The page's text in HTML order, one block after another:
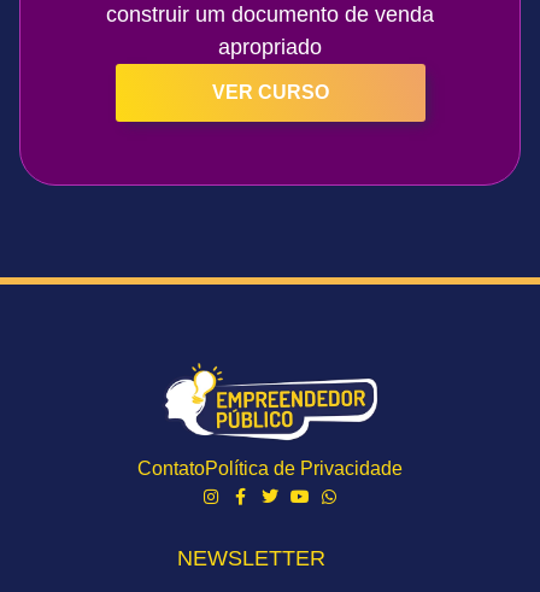
construir um documento de venda
apropriado
VER CURSO
ContatoPolítica de Privacidade
NEWSLETTER